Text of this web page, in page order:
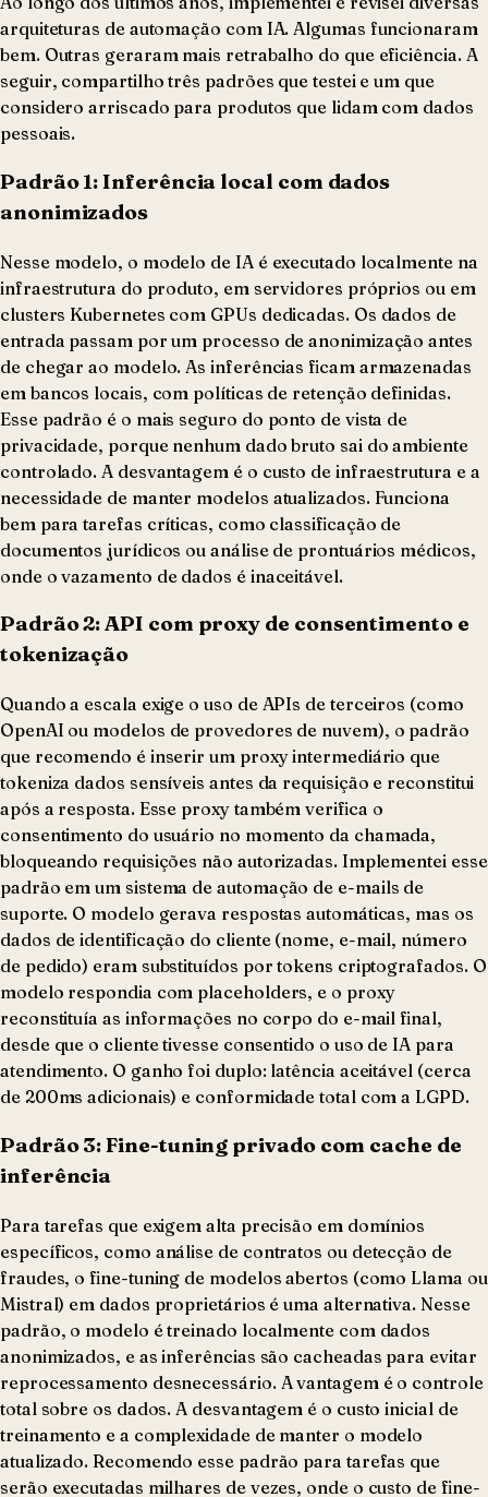
arquiteturas de automação com IA. Algumas funcionaram
bem. Outras geraram mais retrabalho do que eficiência. A
seguir, compartilho três padrões que testei e um que
considero arriscado para produtos que lidam com dados
pessoais.
Padrão 1: Inferência local com dados
anonimizados
Nesse modelo, o modelo de IA é executado localmente na
infraestrutura do produto, em servidores próprios ou em
clusters Kubernetes com GPUs dedicadas. Os dados de
entrada passam por um processo de anonimização antes
de chegar ao modelo. As inferências ficam armazenadas
em bancos locais, com políticas de retenção definidas.
Esse padrão é o mais seguro do ponto de vista de
privacidade, porque nenhum dado bruto sai do ambiente
controlado. A desvantagem é o custo de infraestrutura e a
necessidade de manter modelos atualizados. Funciona
bem para tarefas críticas, como classificação de
documentos jurídicos ou análise de prontuários médicos,
onde o vazamento de dados é inaceitável.
Padrão 2: API com proxy de consentimento e
tokenização
Quando a escala exige o uso de APIs de terceiros (como
OpenAI ou modelos de provedores de nuvem), o padrão
que recomendo é inserir um proxy intermediário que
tokeniza dados sensíveis antes da requisição e reconstitui
após a resposta. Esse proxy também verifica o
consentimento do usuário no momento da chamada,
bloqueando requisições não autorizadas. Implementei esse
padrão em um sistema de automação de e-mails de
suporte. O modelo gerava respostas automáticas, mas os
dados de identificação do cliente (nome, e-mail, número
de pedido) eram substituídos por tokens criptografados. O
modelo respondia com placeholders, e o proxy
reconstituía as informações no corpo do e-mail final,
desde que o cliente tivesse consentido o uso de IA para
atendimento. O ganho foi duplo: latência aceitável (cerca
de 200ms adicionais) e conformidade total com a LGPD.
Padrão 3: Fine-tuning privado com cache de
inferência
Para tarefas que exigem alta precisão em domínios
específicos, como análise de contratos ou detecção de
fraudes, o fine-tuning de modelos abertos (como Llama ou
Mistral) em dados proprietários é uma alternativa. Nesse
padrão, o modelo é treinado localmente com dados
anonimizados, e as inferências são cacheadas para evitar
reprocessamento desnecessário. A vantagem é o controle
total sobre os dados. A desvantagem é o custo inicial de
treinamento e a complexidade de manter o modelo
atualizado. Recomendo esse padrão para tarefas que
serão executadas milhares de vezes, onde o custo de fine-